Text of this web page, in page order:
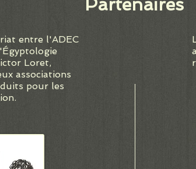
Partenaires
entre l'ADEC
Loret,
associations
pour les